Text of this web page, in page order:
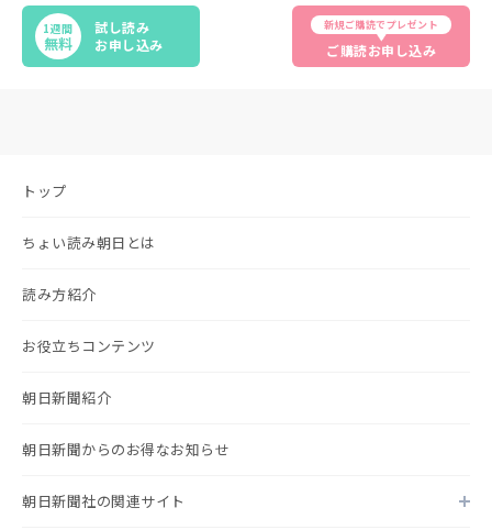
1週間
無料
試し読み
お申し込み
新規ご購読でプレゼント
ご購読お申し込み
トップ
ちょい読み朝日とは
読み方紹介
お役立ちコンテンツ
朝日新聞紹介
朝日新聞からのお得なお知らせ
朝日新聞社の関連サイト